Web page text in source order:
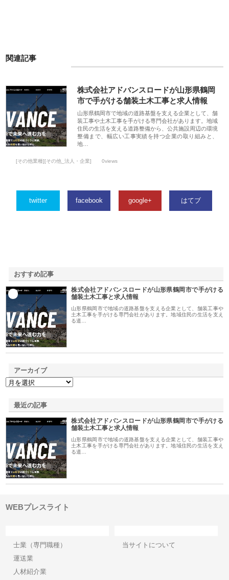
関連記事
株式会社アドバンスロードが山形県鶴岡
市で手がける舗装土木工事と求人情報
山形県鶴岡市で地域の道路基盤を支える企業として、舗
装工事や土木工事を手がける専門会社があります。地域
住民の生活を支える道路整備から、公共施設周辺の環境
整備まで、幅広い工事実績を持つ企業の取り組みと、
地…
[その他業種][その他_法人・企業] 0views
twitter facebook google+ はてブ
おすすめ記事
株式会社アドバンスロードが山形県鶴岡市で手がける
舗装土木工事と求人情報
山形県鶴岡市で地域の道路基盤を支える企業として、舗装工事や
土木工事を手がける専門会社があります。地域住民の生活を支え
る道…
アーカイブ
最近の記事
株式会社アドバンスロードが山形県鶴岡市で手がける
舗装土木工事と求人情報
山形県鶴岡市で地域の道路基盤を支える企業として、舗装工事や
土木工事を手がける専門会社があります。地域住民の生活を支え
る道…
WEBプレスライト
士業（専門職種）
運送業
人材紹介業
当サイトについて